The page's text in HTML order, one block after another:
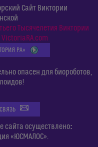
Сайт Виктории
Тысячелетия Виктории
VictoriaRA.com
РА»
опасен для биороботов,
сайта осуществлено:
«ЮСМАЛОС».